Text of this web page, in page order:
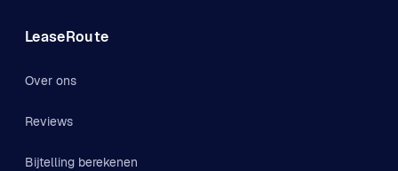
LeaseRoute
Over ons
Reviews
Bijtelling berekenen